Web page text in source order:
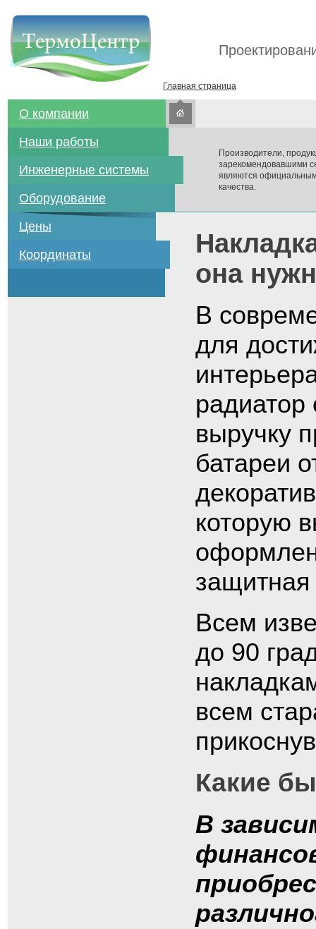
Главная страница
О компании
Наши работы
Инженерные системы
Оборудование
Цены
Координаты
Производители,
зарекомендовавшими
являются
качества.
она
В
для
радиатор
выручку
батареи
которую
Всем
до 90
всем
Какие
В